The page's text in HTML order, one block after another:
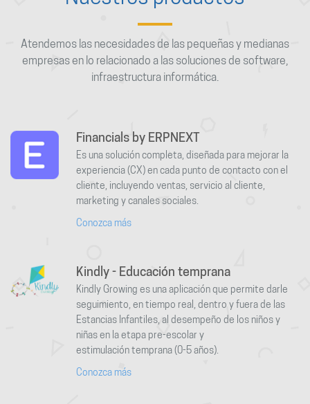
Atendemos las necesidades de las pequeñas y medianas
empresas en lo relacionado a las soluciones de software,
infraestructura informática.
Financials by ERPNEXT
Es una solución completa, diseñada para mejorar la
experiencia (CX) en cada punto de contacto con el
cliente, incluyendo ventas, servicio al cliente,
marketing y canales sociales.
Conozca más
Kindly - Educación temprana
Kindly Growing es una aplicación que permite darle
seguimiento, en tiempo real, dentro y fuera de las
Estancias Infantiles, al desempeño de los niños y
niñas en la etapa pre-escolar y
estimulación temprana (0-5 años).
Conozca más